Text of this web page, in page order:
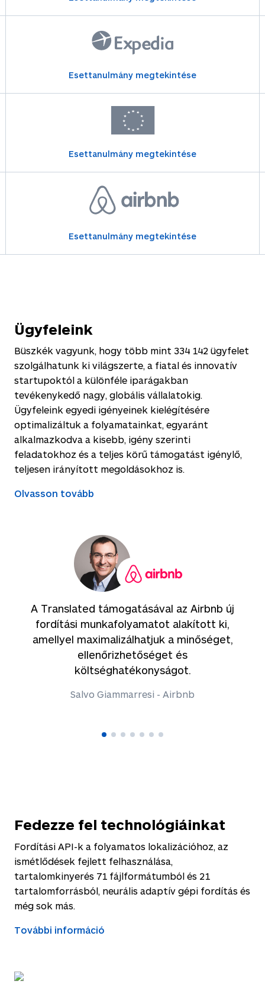
Esettanulmány megtekintése
Esettanulmány megtekintése
Esettanulmány megtekintése
A Translated támogatásával az Airbnb új
fordítási munkafolyamatot alakított ki,
amellyel maximalizálhatjuk a minőséget,
ellenőrizhetőséget és
költséghatékonyságot.
Salvo Giammarresi - Airbnb
Ügyfeleink
Büszkék vagyunk, hogy több mint 334 142 ügyfelet
szolgálhatunk ki világszerte, a fiatal és innovatív
startupoktól a különféle iparágakban
tevékenykedő nagy, globális vállalatokig.
Ügyfeleink egyedi igényeinek kielégítésére
optimalizáltuk a folyamatainkat, egyaránt
alkalmazkodva a kisebb, igény szerinti
feladatokhoz és a teljes körű támogatást igénylő,
teljesen irányított megoldásokhoz is.
Olvasson tovább
Fedezze fel technológiáinkat
Fordítási API-k a folyamatos lokalizációhoz, az
ismétlődések fejlett felhasználása,
tartalomkinyerés 71 fájlformátumból és 21
tartalomforrásból, neurális adaptív gépi fordítás és
még sok más.
További információ